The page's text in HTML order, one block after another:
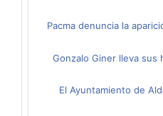
Pacma denuncia la
Gonzalo Giner lleva sus
El Ayuntamiento de